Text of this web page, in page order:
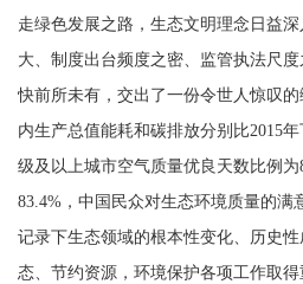
走绿色发展之路，生态文明理念日益
大、制度出台频度之密、监管执法尺
快前所未有，交出了一份令世人惊叹的
内生产总值能耗和碳排放分别比2015年
级及以上城市空气质量优良天数比例为
83.4% ，中国民众对生态环境质量的满
记录下生态领域的根本性变化、历史
态、节约资源，环境保护各项工作取